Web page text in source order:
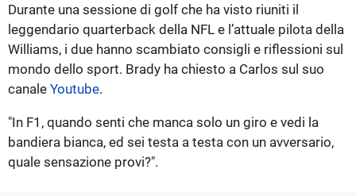
Durante una sessione di golf che ha visto riuniti il
leggendario quarterback della NFL e l’attuale pilota della
Williams, i due hanno scambiato consigli e riflessioni sul
mondo dello sport. Brady ha chiesto a Carlos sul suo
canale Youtube.
"In F1, quando senti che manca solo un giro e vedi la
bandiera bianca, ed sei testa a testa con un avversario,
quale sensazione provi?".